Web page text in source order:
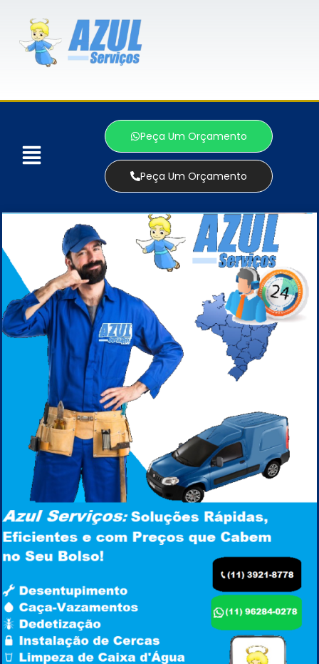
Peça Um Orçamento
Peça Um Orçamento